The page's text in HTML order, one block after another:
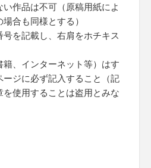
作品は不可（原稿用紙によ
合も同様とする）
を記載し、右肩をホチキス
、インターネット等）はす
ジに必ず記入すること（記
を使用することは盗用とみな